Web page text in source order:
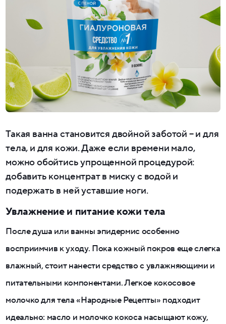
Такая ванна становится двойной заботой – и для
тела, и для кожи. Даже если времени мало,
можно обойтись упрощенной процедурой:
добавить концентрат в миску с водой и
подержать в ней уставшие ноги.
Увлажнение и питание кожи тела
После душа или ванны эпидермис особенно
восприимчив к уходу. Пока кожный покров еще слегка
влажный, стоит нанести средство с увлажняющими и
питательными компонентами. Легкое кокосовое
молочко для тела «Народные Рецепты» подходит
идеально: масло и молочко кокоса насыщают кожу,